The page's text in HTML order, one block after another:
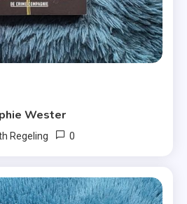
Wester
Regeling 0